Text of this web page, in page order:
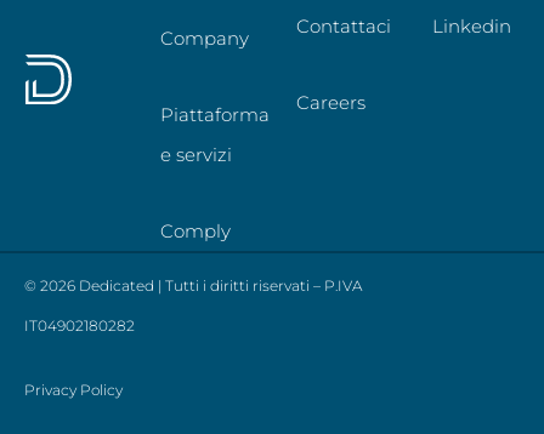
Company
Piattaforma
e servizi
Comply
Contattaci
Careers
Linkedin
© 2026 Dedicated | Tutti i diritti riservati – P.IVA
IT04902180282
Privacy Policy